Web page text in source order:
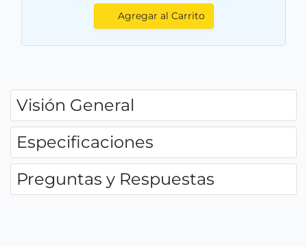
Agregar al Carrito
Visión General
Especificaciones
Preguntas y Respuestas